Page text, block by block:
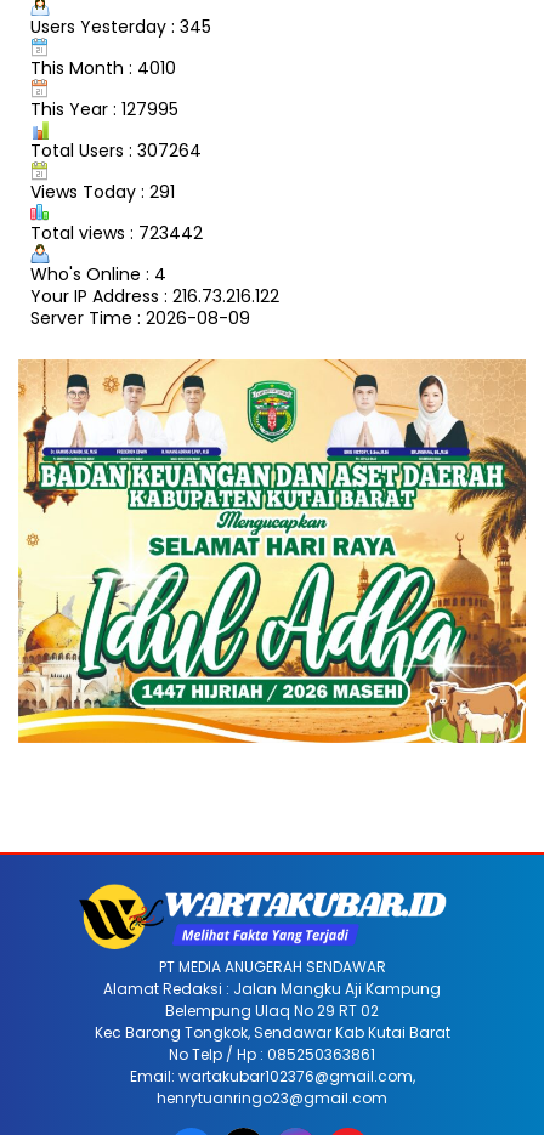
Users Yesterday : 345
This Month : 4010
This Year : 127995
Total Users : 307264
Views Today : 291
Total views : 723442
Who's Online : 4
Your IP Address : 216.73.216.122
Server Time : 2026-08-09
PT MEDIA ANUGERAH SENDAWAR
Alamat Redaksi : Jalan Mangku Aji Kampung
Belempung Ulaq No 29 RT 02
Kec Barong Tongkok, Sendawar Kab Kutai Barat
No Telp / Hp : 085250363861
Email: wartakubar102376@gmail.com,
henrytuanringo23@gmail.com